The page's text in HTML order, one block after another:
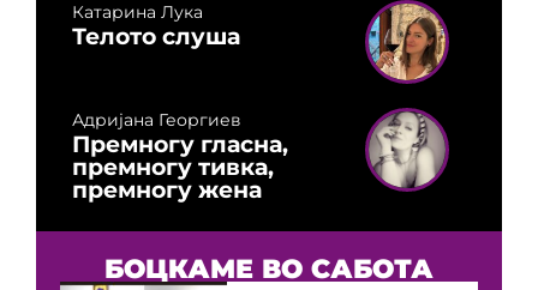
Катарина Лука
Телото слуша
Адријана Георгиев
Премногу гласна,
премногу тивка,
премногу жена
БОЦКАМЕ ВО САБОТА